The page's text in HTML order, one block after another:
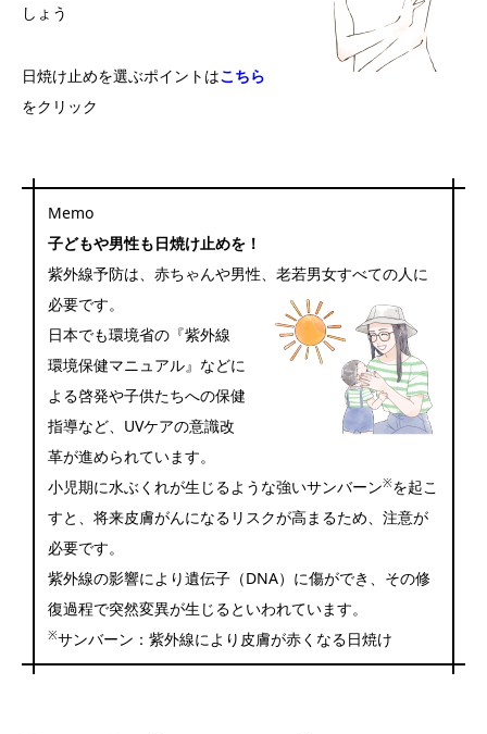
しょう
日焼け止めを選ぶポイントはこちら
をクリック
Memo
子どもや男性も日焼け止めを！
紫外線予防は、赤ちゃんや男性、老若男女すべての人に
必要です。
日本でも環境省の『紫外線
環境保健マニュアル』などに
よる啓発や子供たちへの保健
指導など、UVケアの意識改
革が進められています。
小児期に水ぶくれが生じるような強いサンバーン※を起こ
すと、将来皮膚がんになるリスクが高まるため、注意が
必要です。
紫外線の影響により遺伝子（DNA）に傷ができ、その修
復過程で突然変異が生じるといわれています。
※サンバーン：紫外線により皮膚が赤くなる日焼け